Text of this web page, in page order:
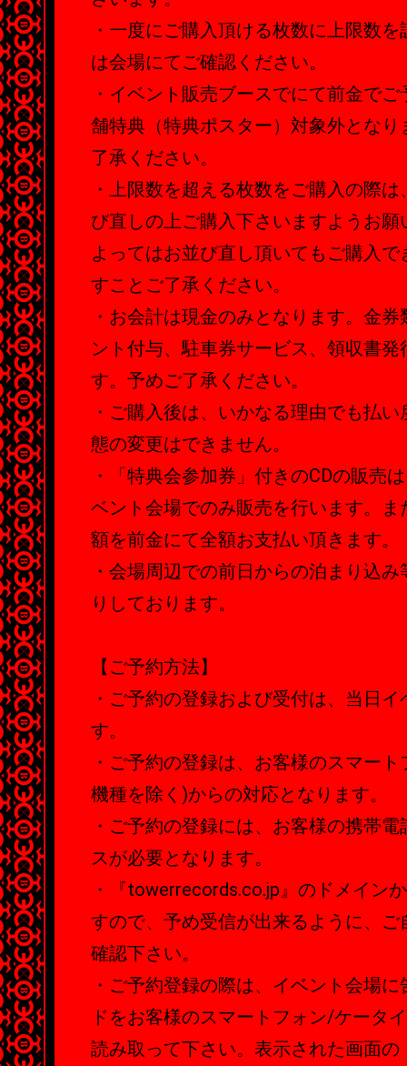
・一度にご購入頂ける枚数に上限数
は会場にてご確認ください。
・イベント販売ブースでにて前金で
舗特典（特典ポスター）対象外とな
了承ください。
・上限数を超える枚数をご購入の際
び直しの上ご購入下さいますようお
よってはお並び直し頂いてもご購入
すことご了承ください。
・お会計は現金のみとなります。金
ント付与、駐車券サービス、領収書
す。予めご了承ください。
・ご購入後は、いかなる理由でも払
態の変更はできません。
・「特典会参加券」付きのCDの販売
ベント会場でのみ販売を行います。
額を前金にて全額お支払い頂きます。
・会場周辺での前日からの泊まり込
りしております。
【ご予約方法】
・ご予約の登録および受付は、当日
す。
・ご予約の登録は、お客様のスマー
機種を除く)からの対応となります。
・ご予約の登録には、お客様の携帯
スが必要となります。
・『towerrecords.co.jp』のドメイン
すので、予め受信が出来るように、
確認下さい。
・ご予約登録の際は、イベント会場
ドをお客様のスマートフォン/ケータ
読み取って下さい。表示された画面